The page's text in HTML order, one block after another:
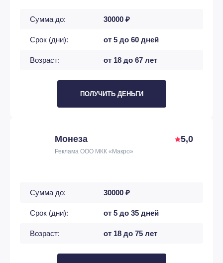
Сумма до: 30000 ₽
Срок (дни): от 5 до 60 дней
Возраст: от 18 до 67 лет
ПОЛУЧИТЬ ДЕНЬГИ
Монеза 5,0
Реклама ООО МКК «Макро»
Сумма до: 30000 ₽
Срок (дни): от 5 до 35 дней
Возраст: от 18 до 75 лет